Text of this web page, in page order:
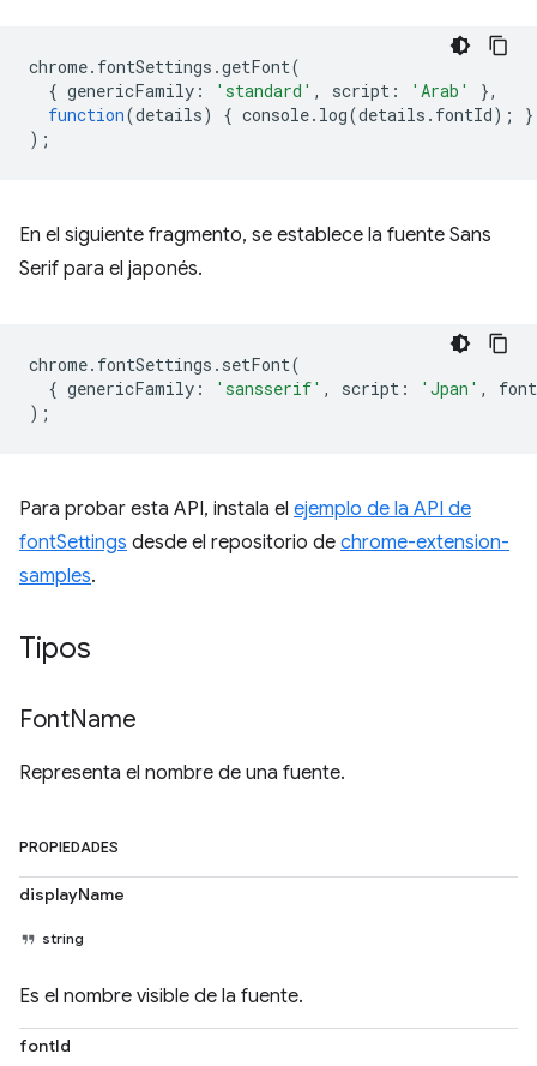
chrome. fontSettings .getFont(
{ genericFamily : 'standard' , script : 'Arab'
},
function(details) { console. log(details . fontId);
}
);
En el siguiente fragmento, se establece la fuente Sans
Serif para el japonés.
chrome. fontSettings . setFont(
{ genericFamily : 'sansserif' , script : 'Jpan' ,
);
Para probar esta API, instala el ejemplo de la API de
fontSettings desde el repositorio de chrome-extension-
samples.
Tipos
FontName
Representa el nombre de una fuente.
PROPIEDADES
displayName
string
Es el nombre visible de la fuente.
fontId